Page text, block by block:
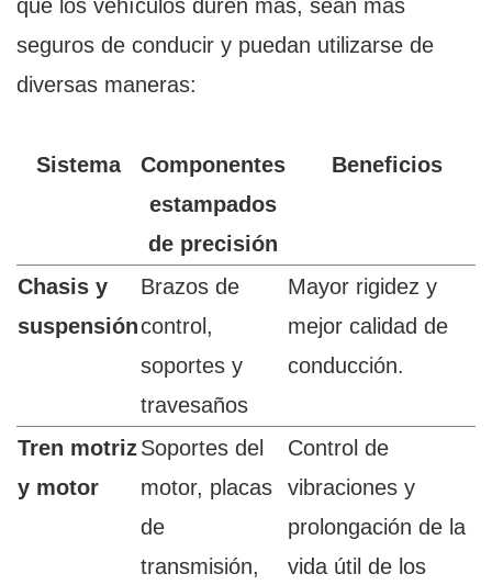
que los vehículos duren más, sean más
seguros de conducir y puedan utilizarse de
diversas maneras:
Sistema
Componentes
estampados
de precisión
Beneficios
Chasis y
suspensión
Brazos de
control,
soportes y
travesaños
Mayor rigidez y
mejor calidad de
conducción.
Tren motriz
y motor
Soportes del
motor, placas
de
transmisión,
Control de
vibraciones y
prolongación de la
vida útil de los